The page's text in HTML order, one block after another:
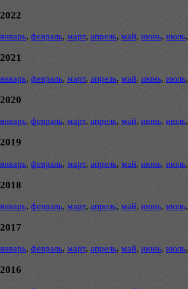
2022
январь, февраль, март, апрель, май, июнь, июль,
2021
январь, февраль, март, апрель, май, июнь, июль,
2020
январь, февраль, март, апрель, май, июнь, июль,
2019
январь, февраль, март, апрель, май, июнь, июль,
2018
январь, февраль, март, апрель, май, июнь, июль,
2017
январь, февраль, март, апрель, май, июнь, июль,
2016